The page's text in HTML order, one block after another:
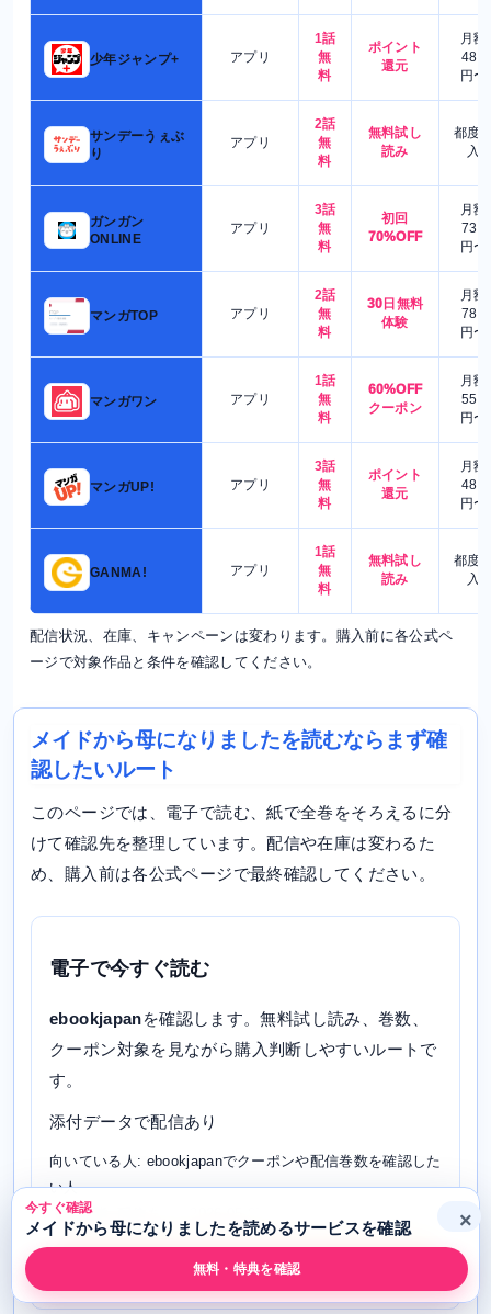
少年ジャンプ+ アプリ
1話
無
料
ポイント
還元
月額
480
円〜
サンデーうぇぶ
り
アプリ
2話
無
料
無料試し
読み
都度
入
ガンガン
ONLINE
アプリ
3話
無
料
初回
70%OFF
月額
730
円〜
マンガTOP アプリ
2話
無
料
30日無料
体験
月額
780
円〜
マンガワン アプリ
1話
無
料
60%OFF
クーポン
月額
550
円〜
マンガUP! アプリ
3話
無
料
ポイント
還元
月額
480
円〜
GANMA! アプリ
1話
無
料
無料試し
読み
都度
入
配信状況、在庫、キャンペーンは変わります。購入前に各公式ペ
ージで対象作品と条件を確認してください。
メイドから母になりましたを読むならまず確
認したいルート
このページでは、電子で読む、紙で全巻をそろえるに分
けて確認先を整理しています。配信や在庫は変わるた
め、購入前は各公式ページで最終確認してください。
電子で今すぐ読む
ebookjapanを確認します。無料試し読み、巻数、
クーポン対象を見ながら購入判断しやすいルートで
す。
添付データで配信あり
向いている人: ebookjapanでクーポンや配信巻数を確認した
い人
確認状態: 配信あり / 2026-05-07
電子で確認する
今すぐ確認
メイドから母になりましたを読めるサービスを確認
無料・特典を確認
×